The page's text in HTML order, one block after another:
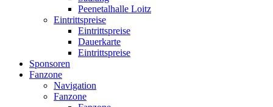
Peenetalhalle Loitz
Eintrittspreise
Eintrittspreise
Dauerkarte
Eintrittspreise
Sponsoren
Fanzone
Navigation
Fanzone